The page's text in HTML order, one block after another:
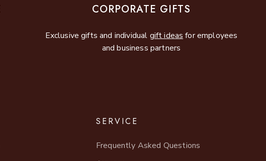
CORPORATE GIFTS
Exclusive gifts and individual gift ideas for employees
and business partners
SERVICE
Frequently Asked Questions